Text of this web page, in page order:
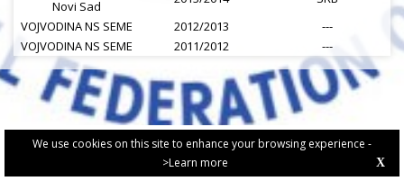
We use cookies on this site to enhance your browsing experience -
>Learn more
X
Novi Sad
VOJVODINA NS SEME
2012/2013
---
VOJVODINA NS SEME
2011/2012 ---